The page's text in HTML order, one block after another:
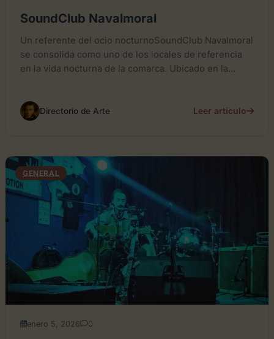
SoundClub Navalmoral
Un referente del ocio nocturnoSoundClub Navalmoral
se consolida como uno de los locales de referencia
en la vida nocturna de la comarca. Ubicado en la...
Directorio de Arte Leer artículo
GENERAL
enero 5, 2026 0